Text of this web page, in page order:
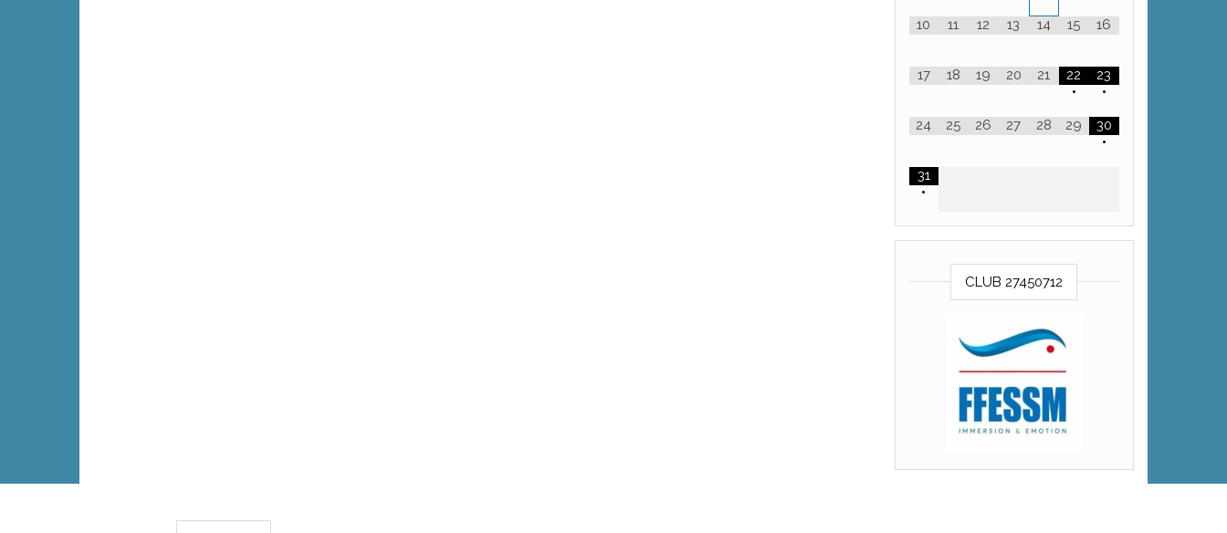
10 11 12 13 14 15 16
17 18 19 20 21
22
•
23
•
24
25 26 27 28 29
30
•
31
•
CLUB 27450712